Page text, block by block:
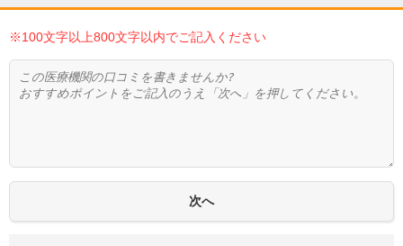
※100文字以上800文字以内でご記入ください